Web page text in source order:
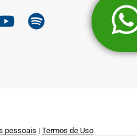
pessoais | Termos de Uso